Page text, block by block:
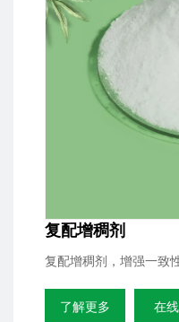
复配增稠剂
复配增稠剂，增强一致
了解更多 在